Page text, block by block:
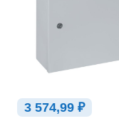
3 574,99 ₽